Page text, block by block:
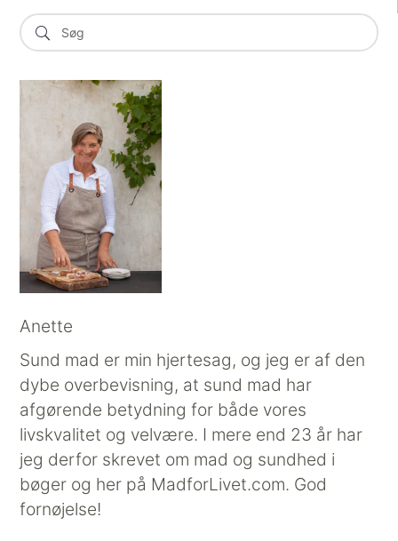
Anette
Sund mad er min hjertesag, og jeg er af den
dybe overbevisning, at sund mad har
afgørende betydning for både vores
livskvalitet og velvære. I mere end 23 år har
jeg derfor skrevet om mad og sundhed i
bøger og her på MadforLivet.com. God
fornøjelse!